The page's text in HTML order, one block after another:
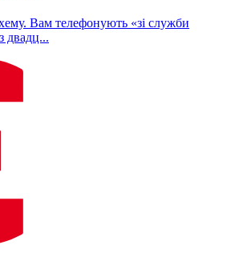
Вам телефонують «зі служби
двадц...